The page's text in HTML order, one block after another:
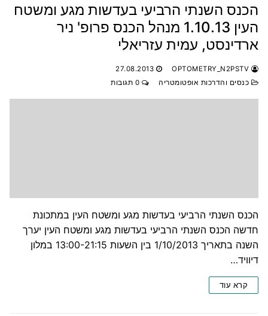
הכנס השנתי הרביעי בעדשות מגע ומשטח
העין 1.10.13 מנהל הכנס פרופ' ניר
ארדינסט, עמית עזריאלי
27.08.2013
כנסים והדרכות אופטומטריה
הכנס השנתי הרביעי בעדשות מגע ומשטח העין במתכונת
חדשה הכנס השנתי הרביעי בעדשות מגע ומשטח העין יערך
השנה בתאריך 1/10/2013 בין השעות 13:00-21:15 במלון
דיוויד…
קרא עוד